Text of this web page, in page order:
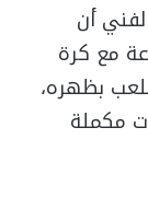
أن
مع كرة
بظهره،
مكملة